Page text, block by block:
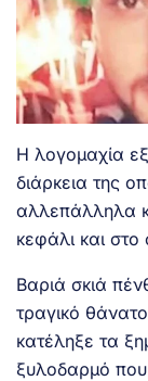
Η λογομαχία
διάρκεια της
αλλεπάλληλα
κεφάλι και
Βαριά σκιά
τραγικό
κατέληξε τα
ξυλοδαρμό